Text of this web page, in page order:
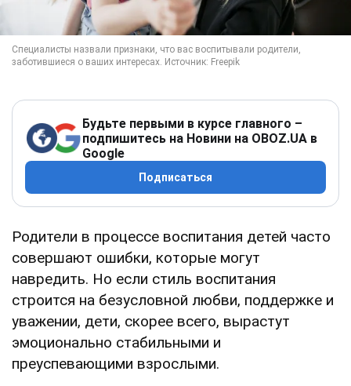
Будьте первыми в курсе главного –
подпишитесь на Новини на OBOZ.UA в
Google
Подписаться
Родители в процессе воспитания детей часто
совершают ошибки, которые могут
навредить. Но если стиль воспитания
строится на безусловной любви, поддержке и
уважении, дети, скорее всего, вырастут
эмоционально стабильными и
преуспевающими взрослыми.